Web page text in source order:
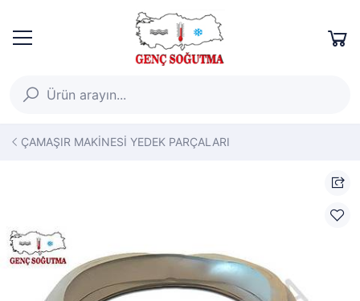
ÇAMAŞIR MAKİNESİ YEDEK PARÇALARI